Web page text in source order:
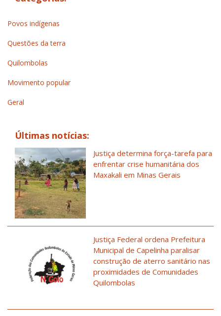
Povos indígenas
Questões da terra
Quilombolas
Movimento popular
Geral
Últimas notícias:
Justiça determina força-tarefa para
enfrentar crise humanitária dos
Maxakali em Minas Gerais
Justiça Federal ordena Prefeitura
Municipal de Capelinha paralisar
construção de aterro sanitário nas
proximidades de Comunidades
Quilombolas